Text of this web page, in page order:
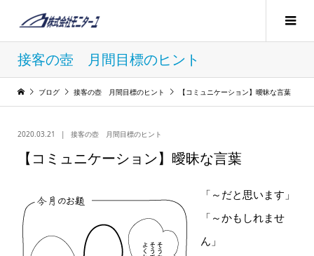
接客の壺 月間目標のヒント
ブログ 接客の壺 月間目標のヒント 【コミュニケーション】曖昧な言葉
2020.03.21 接客の壺 月間目標のヒント
【コミュニケーション】曖昧な言葉
「～だと思います」
「～かもしれませ
ん」